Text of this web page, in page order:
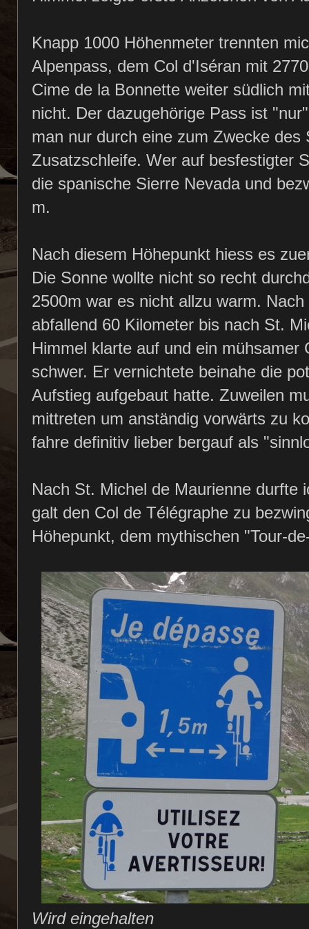
Knapp 1000 Höhenmeter trennten
Alpenpass, dem Col d'Iséran mit
Cime de la Bonnette weiter südlich
nicht. Der dazugehörige Pass ist
man nur durch eine zum Zwecke des
Zusatzschleife. Wer auf besfestigter
die spanische Sierre Nevada und
m.
Nach diesem Höhepunkt hiess es
Die Sonne wollte nicht so recht
2500m war es nicht allzu warm.
abfallend 60 Kilometer bis nach St.
Himmel klarte auf und ein
schwer. Er vernichtete beinahe die
Aufstieg aufgebaut hatte. Zuweilen
mittreten um anständig vorwärts zu
fahre definitiv lieber bergauf als
Nach St. Michel de Maurienne durfte
galt den Col de Télégraphe zu
Höhepunkt, dem mythischen "Tour-
Wird eingehalten